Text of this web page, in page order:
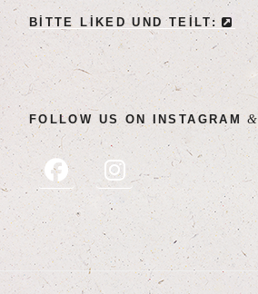
BIT­TE LIK­ED UND TEILT:
FOL­LOW US ON INSTA­GRAM&